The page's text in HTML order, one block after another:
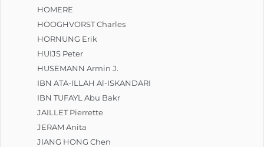
HOMERE
HOOGHVORST Charles
HORNUNG Erik
HUIJS Peter
HUSEMANN Armin J.
IBN ATA-ILLAH Al-ISKANDARI
IBN TUFAYL Abu Bakr
JAILLET Pierrette
JERAM Anita
JIANG HONG Chen